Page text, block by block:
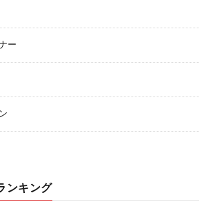
ー
ンキング